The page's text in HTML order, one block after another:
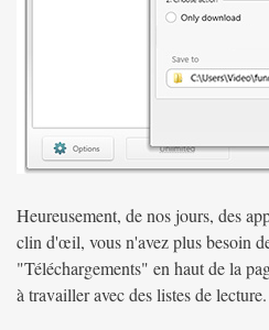
Heureusement, de nos jours, des
clin d'œil, vous n'avez plus besoin
"Téléchargements" en haut de la
à travailler avec des listes de